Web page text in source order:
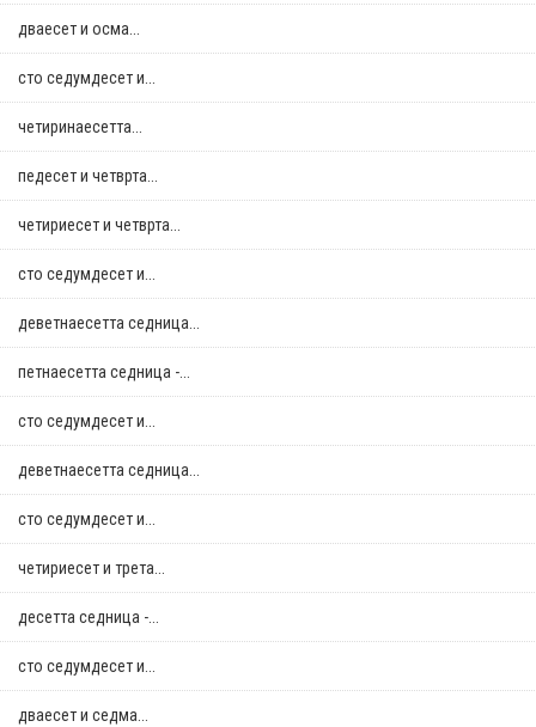
дваесет и осма...
сто седумдесет и...
четиринаесетта...
педесет и четврта...
четириесет и четврта...
сто седумдесет и...
деветнаесетта седница...
петнаесетта седница -...
сто седумдесет и...
деветнаесетта седница...
сто седумдесет и...
четириесет и трета...
десетта седница -...
сто седумдесет и...
дваесет и седма...